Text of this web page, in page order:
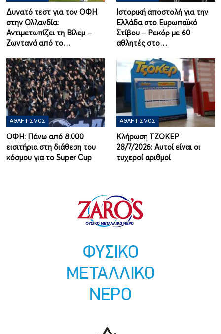
Δυνατό τεστ για τον ΟΦΗ
στην Ολλανδία:
Αντιμετωπίζει τη Βίλεμ –
Ζωντανά από το…
Ιστορική αποστολή για την
Ελλάδα στο Ευρωπαϊκό
Στίβου – Ρεκόρ με 60
αθλητές στο…
ΑΘΛΗΤΙΣΜΌΣ
ΟΦΗ: Πάνω από 8.000
εισιτήρια στη διάθεση του
κόσμου για το Super Cup
ΑΘΛΗΤΙΣΜΌΣ
Κλήρωση ΤΖΟΚΕΡ
28/7/2026: Αυτοί είναι οι
τυχεροί αριθμοί